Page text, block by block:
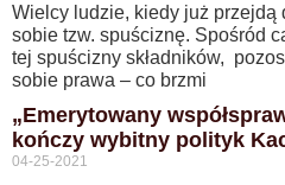
Wielcy ludzie, kiedy już przejdą
sobie tzw. spuściznę. Spośród
tej spuścizny składników,
sobie prawa – co brzmi
„Emerytowany
kończy wybitny polityk
04-25-2021